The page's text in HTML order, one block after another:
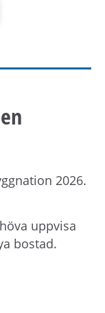
2026.
uppvisa
bostad.